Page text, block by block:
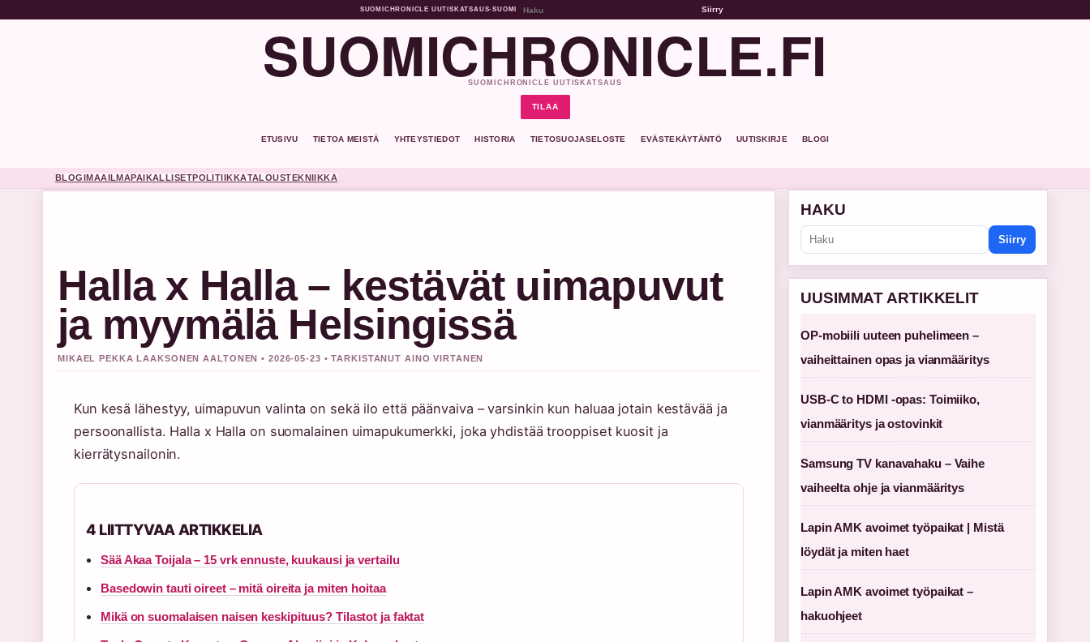
SUOMICHRONICLE UUTISKATSAUS•SUOMI Siirry
SUOMICHRONICLE.FI
SUOMICHRONICLE UUTISKATSAUS
TILAA
ETUSIVU TIETOA MEISTÄ YHTEYSTIEDOT HISTORIA TIETOSUOJASELOSTE EVÄSTEKÄYTÄNTÖ UUTISKIRJE BLOGI
BLOGIMAAILMAPAIKALLISETPOLITIIKKATALOUSTEKNIIKKA
Halla x Halla – kestävät uimapuvut
ja myymälä Helsingissä
MIKAEL PEKKA LAAKSONEN AALTONEN • 2026-05-23 • TARKISTANUT AINO VIRTANEN
Kun kesä lähestyy, uimapuvun valinta on sekä ilo että päänvaiva – varsinkin kun haluaa jotain kestävää ja
persoonallista. Halla x Halla on suomalainen uimapukumerkki, joka yhdistää trooppiset kuosit ja
kierrätysnailonin.
4 LIITTYVAA ARTIKKELIA
Sää Akaa Toijala – 15 vrk ennuste, kuukausi ja vertailu
Basedowin tauti oireet – mitä oireita ja miten hoitaa
Mikä on suomalaisen naisen keskipituus? Tilastot ja faktat
HAKU
Siirry
UUSIMMAT ARTIKKELIT
OP-mobiili uuteen puhelimeen –
vaiheittainen opas ja vianmääritys
USB-C to HDMI -opas: Toimiiko,
vianmääritys ja ostovinkit
Samsung TV kanavahaku – Vaihe
vaiheelta ohje ja vianmääritys
Lapin AMK avoimet työpaikat | Mistä
löydät ja miten haet
Lapin AMK avoimet työpaikat –
hakuohjeet